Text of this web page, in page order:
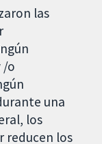
las
/o
una
los
reducen los